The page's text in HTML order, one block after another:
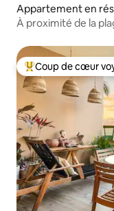
Appartement en
À proximité de la
Coups de cœur
Coup de cœur